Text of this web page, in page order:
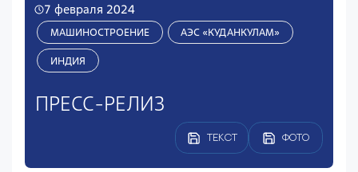
7 февраля 2024
МАШИНОСТРОЕНИЕ АЭС «КУДАНКУЛАМ»
ИНДИЯ
ПРЕСС-РЕЛИЗ
ТЕКСТ ФОТО